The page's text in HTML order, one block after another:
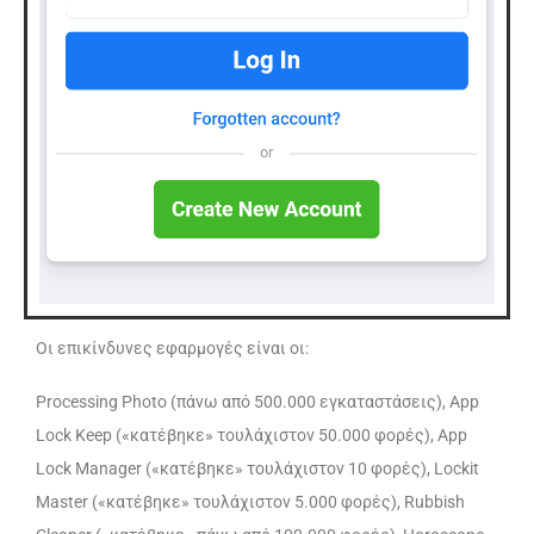
Οι επικίνδυνες εφαρμογές είναι οι:
Processing Photo (πάνω από 500.000 εγκαταστάσεις), App
Lock Keep («κατέβηκε» τουλάχιστον 50.000 φορές), App
Lock Manager («κατέβηκε» τουλάχιστον 10 φορές), Lockit
Master («κατέβηκε» τουλάχιστον 5.000 φορές), Rubbish